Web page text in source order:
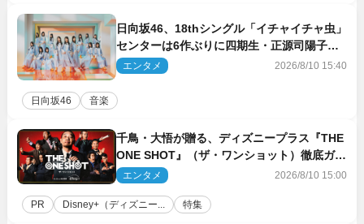
日向坂46、18thシングル「イチャイチャ虫」
センターは6作ぶりに四期生・正源司陽子
新ビジュアル解禁
エンタメ 2026/8/10 15:40
日向坂46 音楽
千鳥・大悟が贈る、ディズニープラス『THE
ONE SHOT』（ザ・ワンショット）徹底ガイ
ド！ 今のお笑い界に一石を投じる“真の笑
エンタメ 2026/8/10 15:00
PR Disney+（ディズニー... 特集